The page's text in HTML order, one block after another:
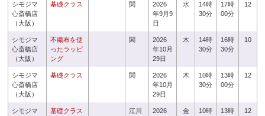
シモジマ
心斎橋店
（大阪）
基礎クラス 関
2026
年9月9
日
水
14時
30分
17時
00分
12
シモジマ
心斎橋店
（大阪）
不織布を使
ったラッピ
ング
関
2026
年10月
29日
木
14時
30分
16時
30分
10
シモジマ
心斎橋店
（大阪）
基礎クラス 関
2026
年10月
29日
木
10時
30分
13時
00分
12
シモジマ
基礎クラス 江川
2026
金
10時
13時
12